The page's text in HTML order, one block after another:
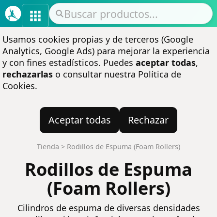
Usamos cookies propias y de terceros (Google
Analytics, Google Ads) para mejorar la experiencia
y con fines estadísticos. Puedes aceptar todas,
rechazarlaso consultar nuestra Política de
Cookies.
Aceptar todas Rechazar
Tienda > Rodillos de Espuma (Foam Rollers)
Rodillos de Espuma
(Foam Rollers)
Cilindros de espuma de diversas densidades